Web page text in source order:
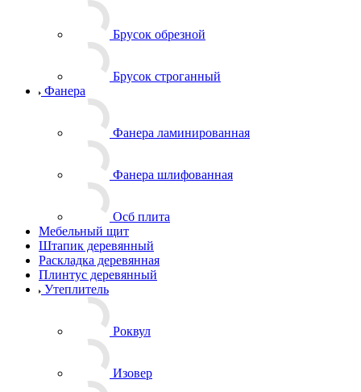
Брусок обрезной
Брусок строганный
Фанера
Фанера ламинированная
Фанера шлифованная
Осб плита
Мебельный щит
Штапик деревянный
Раскладка деревянная
Плинтус деревянный
Утеплитель
Роквул
Изовер